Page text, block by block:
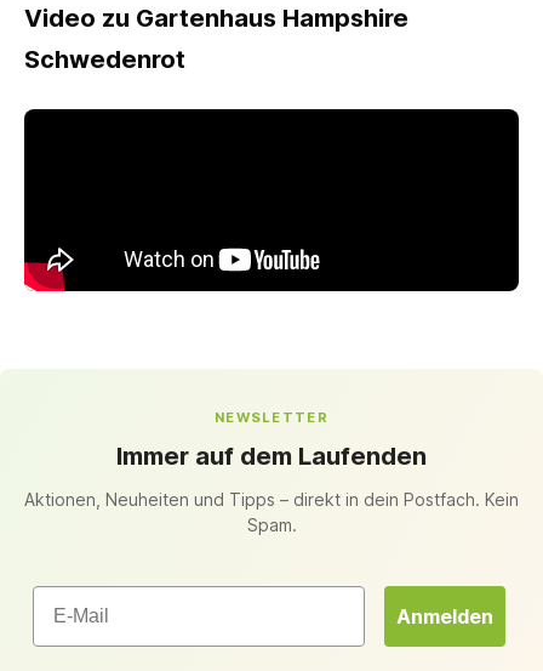
Video zu Gartenhaus Hampshire
Schwedenrot
NEWSLETTER
Immer auf dem Laufenden
Aktionen, Neuheiten und Tipps – direkt in dein Postfach. Kein
Spam.
Email
Anmelden